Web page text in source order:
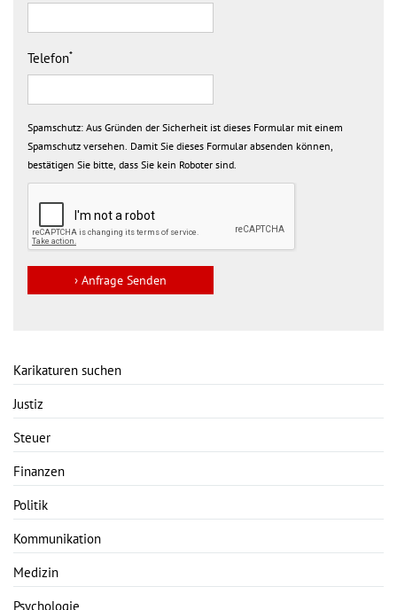
Telefon*
Spamschutz: Aus Gründen der Sicherheit ist dieses Formular mit einem
Spamschutz versehen. Damit Sie dieses Formular absenden können,
bestätigen Sie bitte, dass Sie kein Roboter sind.
Karikaturen suchen
Justiz
Steuer
Finanzen
Politik
Kommunikation
Medizin
Psychologie